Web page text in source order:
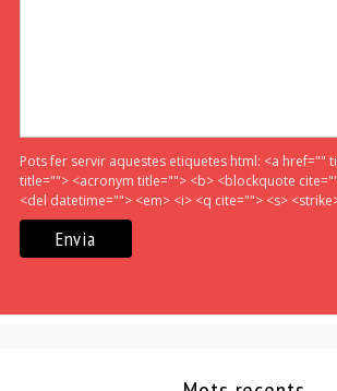
Pots fer servir aquestes etiquetes html: <a href=""
title=""> <acronym title=""> <b> <blockquote
<del datetime=""> <em> <i> <q cite=""> <s>